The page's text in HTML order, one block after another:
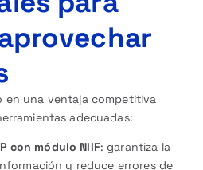
en una ventaja competitiva
adecuadas:
con módulo NIIF: garantiza la
y reduce errores de